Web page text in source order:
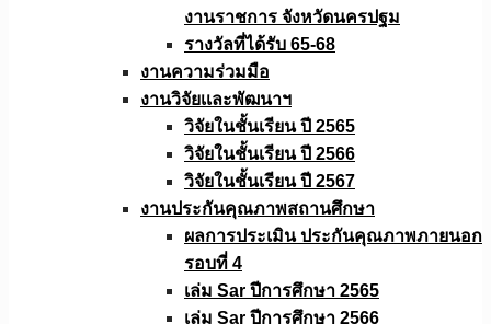
งานราชการ จังหวัดนครปฐม
รางวัลที่ได้รับ 65-68
งานความร่วมมือ
งานวิจัยเเละพัฒนาฯ
วิจัยในชั้นเรียน ปี 2565
วิจัยในชั้นเรียน ปี 2566
วิจัยในชั้นเรียน ปี 2567
งานประกันคุณภาพสถานศึกษา
ผลการประเมิน ประกันคุณภาพภายนอก
รอบที่ 4
เล่ม Sar ปีการศึกษา 2565
เล่ม Sar ปีการศึกษา 2566